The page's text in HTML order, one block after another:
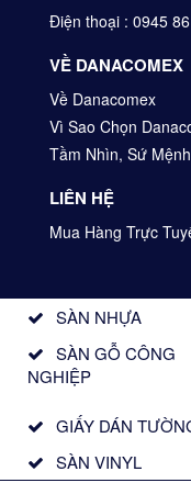
Điện thoại : 0945
VỀ DANACOMEX
Về Danacomex
Vì Sao Chọn
Tầm Nhìn, Sứ Mệnh
LIÊN HỆ
Mua Hàng Trực
SÀN NHỰA
SÀN GỖ CÔNG
NGHIỆP
GIẤY DÁN
SÀN VINYL